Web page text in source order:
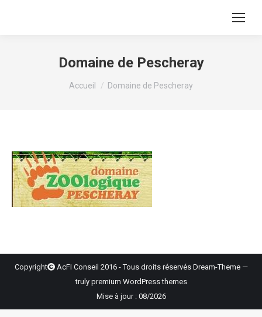
Domaine de Pescheray
Vous êtes ici :
Accueil Domaine de Pescheray
Copyright
AcFI Conseil 2016 - Tous droits réservés Dream-Theme —
truly premium WordPress themes
Mise à jour : 08/2026